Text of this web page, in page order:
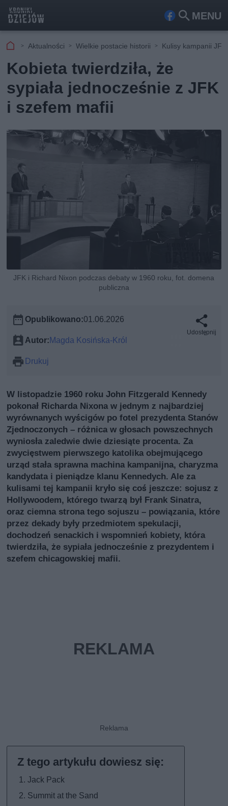
MENU
Fa
ook
Szu
kaj
Aktualności Wielkie postacie historii Kulisy kampanii JFK
Kobieta twierdziła, że
sypiała jednocześnie z JFK
i szefem mafii
JFK i Richard Nixon podczas debaty w 1960 roku, fot. domena
publiczna
Opublikowano:01.06.2026
Autor: Magda Kosińska-Król
Drukuj
Udostępnij
W listopadzie 1960 roku John Fitzgerald Kennedy
pokonał Richarda Nixona w jednym z najbardziej
wyrównanych wyścigów po fotel prezydenta Stanów
Zjednoczonych – różnica w głosach powszechnych
wyniosła zaledwie dwie dziesiąte procenta. Za
zwycięstwem pierwszego katolika obejmującego
urząd stała sprawna machina kampanijna, charyzma
kandydata i pieniądze klanu Kennedych. Ale za
kulisami tej kampanii kryło się coś jeszcze: sojusz z
Hollywoodem, którego twarzą był Frank Sinatra,
oraz ciemna strona tego sojuszu – powiązania, które
przez dekady były przedmiotem spekulacji,
dochodzeń senackich i wspomnień kobiety, która
twierdziła, że sypiała jednocześnie z prezydentem i
szefem chicagowskiej mafii.
Jack Pack
Summit at the Sand